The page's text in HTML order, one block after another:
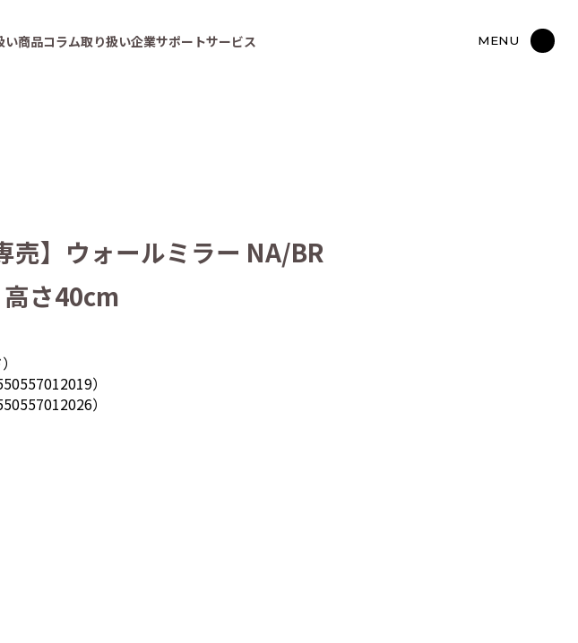
い商品コラム取り扱い企業サポートサービス MENU
売】ウォールミラー NA/BR
さ40cm
）
）